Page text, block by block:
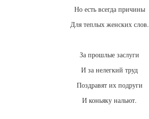
Но есть всегда причины
Для теплых женских слов.
За прошлые заслуги
И за нелегкий труд
Поздравят их подруги
И коньяку нальют.